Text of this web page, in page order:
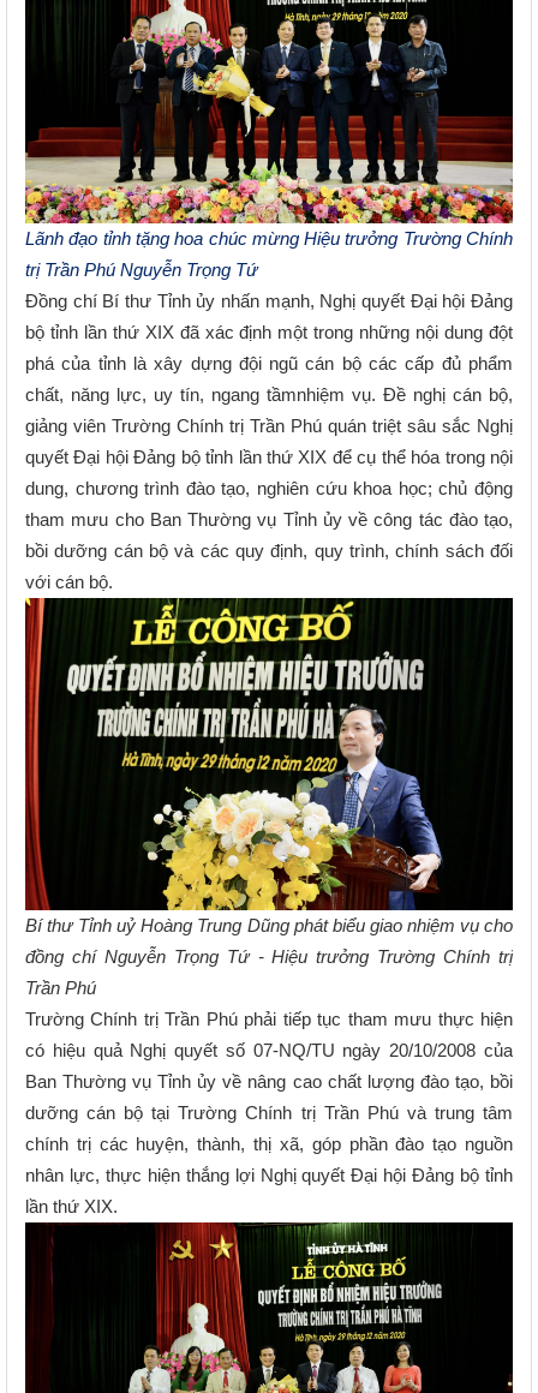
Lãnh đạo tỉnh tặng hoa chúc mừng Hiệu trưởng Trường Chính
trị Trần Phú Nguyễn Trọng Tứ
Đồng chí Bí thư Tỉnh ủy nhấn mạnh, Nghị quyết Đại hội Đảng
bộ tỉnh lần thứ XIX đã xác định một trong những nội dung đột
phá của tỉnh là xây dựng đội ngũ cán bộ các cấp đủ phẩm
chất, năng lực, uy tín, ngang tầmnhiệm vụ. Đề nghị cán bộ,
giảng viên Trường Chính trị Trần Phú quán triệt sâu sắc Nghị
quyết Đại hội Đảng bộ tỉnh lần thứ XIX để cụ thể hóa trong nội
dung, chương trình đào tạo, nghiên cứu khoa học; chủ động
tham mưu cho Ban Thường vụ Tỉnh ủy về công tác đào tạo,
bồi dưỡng cán bộ và các quy định, quy trình, chính sách đối
với cán bộ.
Bí thư Tỉnh uỷ Hoàng Trung Dũng phát biểu giao nhiệm vụ cho
đồng chí Nguyễn Trọng Tứ - Hiệu trưởng Trường Chính trị
Trần Phú
Trường Chính trị Trần Phú phải tiếp tục tham mưu thực hiện
có hiệu quả Nghị quyết số 07-NQ/TU ngày 20/10/2008 của
Ban Thường vụ Tỉnh ủy về nâng cao chất lượng đào tạo, bồi
dưỡng cán bộ tại Trường Chính trị Trần Phú và trung tâm
chính trị các huyện, thành, thị xã, góp phần đào tạo nguồn
nhân lực, thực hiện thắng lợi Nghị quyết Đại hội Đảng bộ tỉnh
lần thứ XIX.